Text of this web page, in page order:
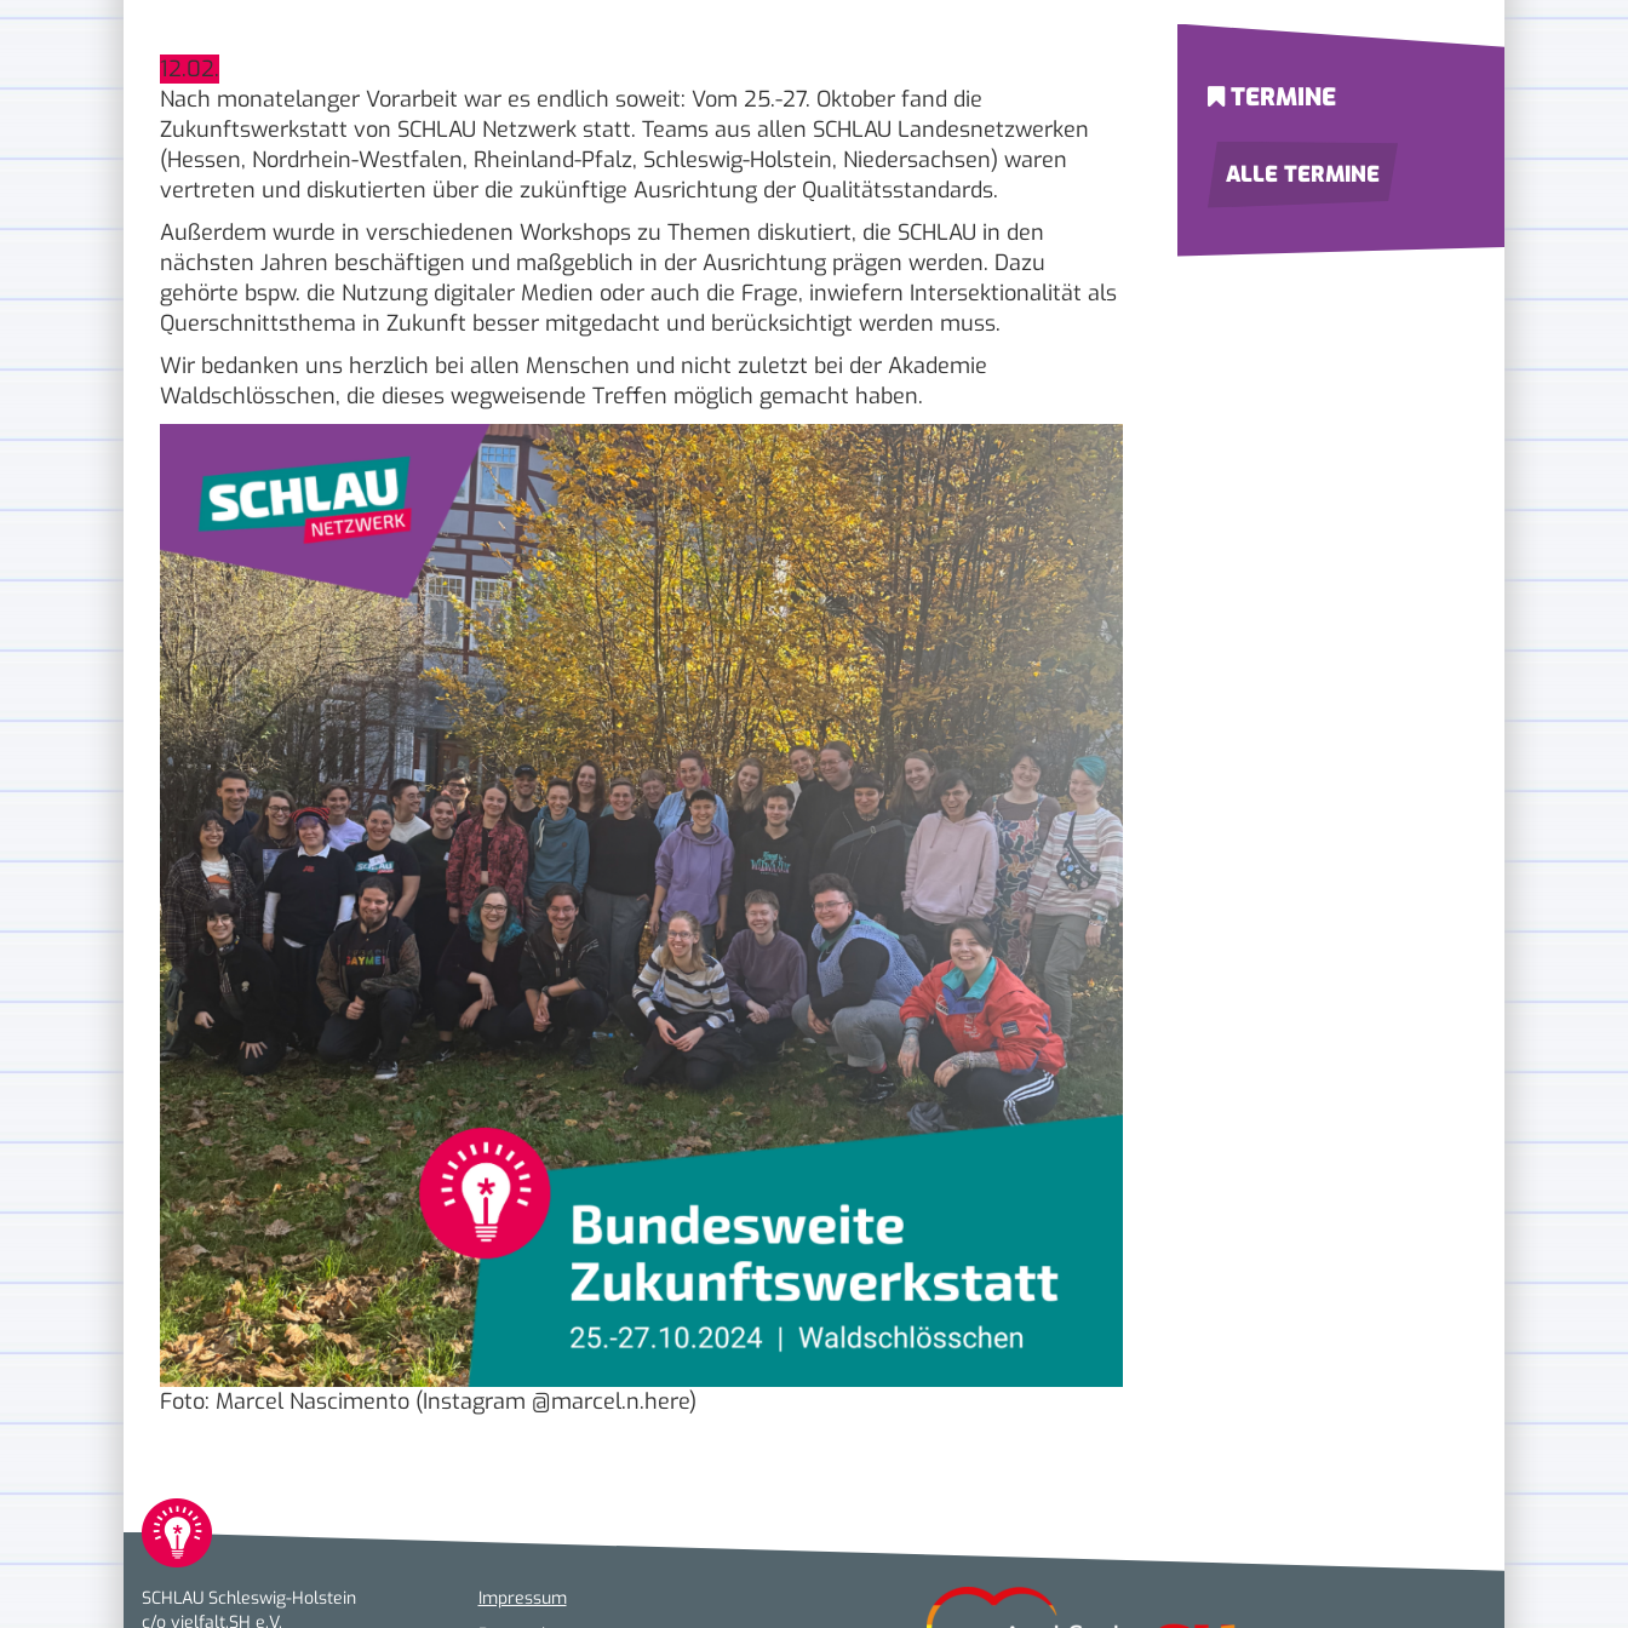
12.02.
Nach monatelanger Vorarbeit war es endlich soweit: Vom 25.-27. Oktober fand die
Zukunftswerkstatt von SCHLAU Netzwerk statt. Teams aus allen SCHLAU Landesnetzwerken
(Hessen, Nordrhein-Westfalen, Rheinland-Pfalz, Schleswig-Holstein, Niedersachsen) waren
vertreten und diskutierten über die zukünftige Ausrichtung der Qualitätsstandards.
Außerdem wurde in verschiedenen Workshops zu Themen diskutiert, die SCHLAU in den
nächsten Jahren beschäftigen und maßgeblich in der Ausrichtung prägen werden. Dazu
gehörte bspw. die Nutzung digitaler Medien oder auch die Frage, inwiefern Intersektionalität als
Querschnittsthema in Zukunft besser mitgedacht und berücksichtigt werden muss.
Wir bedanken uns herzlich bei allen Menschen und nicht zuletzt bei der Akademie
Waldschlösschen, die dieses wegweisende Treffen möglich gemacht haben.
Foto: Marcel Nascimento (Instagram @marcel.n.here)
TERMINE
ALLE TERMINE
SCHLAU Schleswig-Holstein
c/o vielfalt.SH e.V.
Impressum